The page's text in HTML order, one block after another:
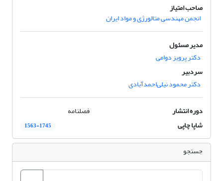
صاحب امتیاز
انجمن مهندسی متالورژی و مواد ایران
مدیر مسئول
دکتر پرویز دوامی
سردبیر
دکتر محمود نیلی‌احمد‌آبادی
دوره انتشار
فصلنامه
شاپا چاپی
1563-1745
جستجو